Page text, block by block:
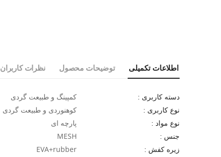
اطلاعات تکمیلی توضیحات محصول نظرات کاربران
دسته کاربری : کمپینگ و طبیعت گردی
نوع کاربری : کوهنوردی و طبیعت گردی
نوع مواد : پارچه ای
جنس : MESH
زیره کفش : EVA+rubber